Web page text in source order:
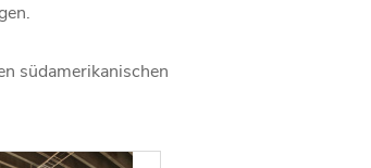
südamerikanischen